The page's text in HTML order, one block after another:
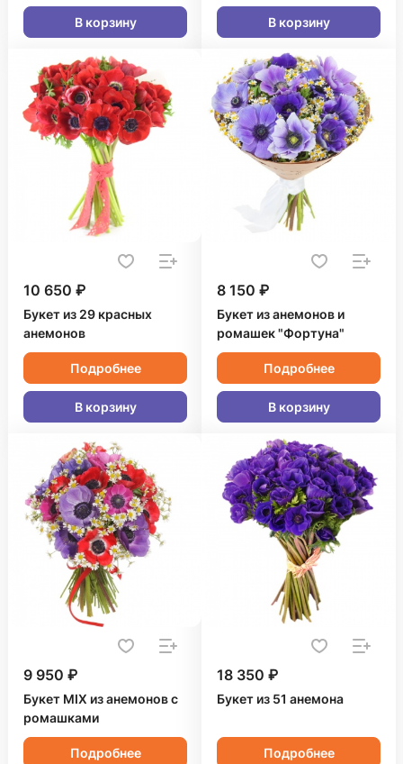
В корзину В корзину
10 650 ₽
Букет из 29 красных
анемонов
Подробнее
В корзину
8 150 ₽
Букет из анемонов и
ромашек "Фортуна"
Подробнее
В корзину
9 950 ₽
Букет MIX из анемонов с
ромашками
Подробнее
18 350 ₽
Букет из 51 анемона
Подробнее